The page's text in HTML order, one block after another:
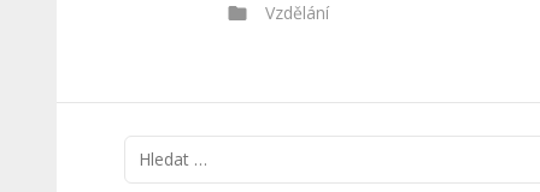
Categories
Vzdělání
Vyhledávání